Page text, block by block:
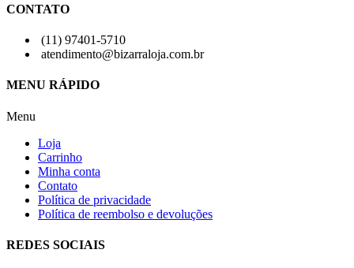
CONTATO
(11) 97401-5710
atendimento@bizarraloja.com.br
MENU RÁPIDO
Menu
Loja
Carrinho
Minha conta
Contato
Política de privacidade
Política de reembolso e devoluções
REDES SOCIAIS